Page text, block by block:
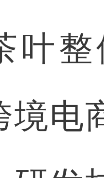
叶
境电